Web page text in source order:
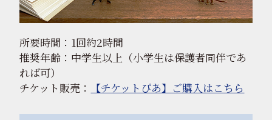
所要時間：1回約2時間
推奨年齢：中学生以上（小学生は保護者同伴であ
れば可）
チケット販売：
【チケットぴあ】ご購入はこちら